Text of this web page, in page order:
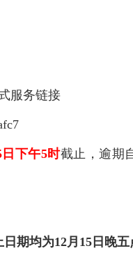
服务链接
日下午5时截止，逾期
期均为12月15日晚